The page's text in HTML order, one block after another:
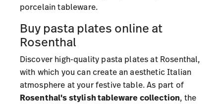
porcelain tableware.
Buy pasta plates online at
Rosenthal
Discover high-quality pasta plates at Rosenthal,
with which you can create an aesthetic Italian
atmosphere at your festive table. As part of
Rosenthal's stylish tableware collection, the